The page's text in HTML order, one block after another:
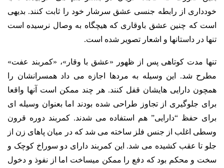
خودداری از رابطه جنسی عشق سرشار خود را ثابت کنند. بدیهی
است که چنین عشق باوقاری که هیچگاه به وصال نرسیده است
تنها در داستانها و اشعار تصویر شده است.
تنها مدت کوتاهی پس از ظهور «عشق با وقار»، «کمربند عفت»
مطرح شد. این وسیله به مردها اجازه می­ داد همسرانشان را
همچون دارایی ­هایشان قفل کنند. هر چند ممکن است آنها واقعا
برای جلوگیری از تجاوز طراحی شده بودند اما بعنوان وسیله ای
برای حفظ “دارایی” هم استفاده می شدند. کمربند دوره قرون
وسطی اغلب از جنس فلز ساخته می­ شد که در میان پاهای زن از
جلو تا عقب کشیده می­ شد. این کمربند دارای دو سوراخ کوچک و
سخت و محکم بود که دفع را ممکن می­ساخت اما از نفوذ و دخول